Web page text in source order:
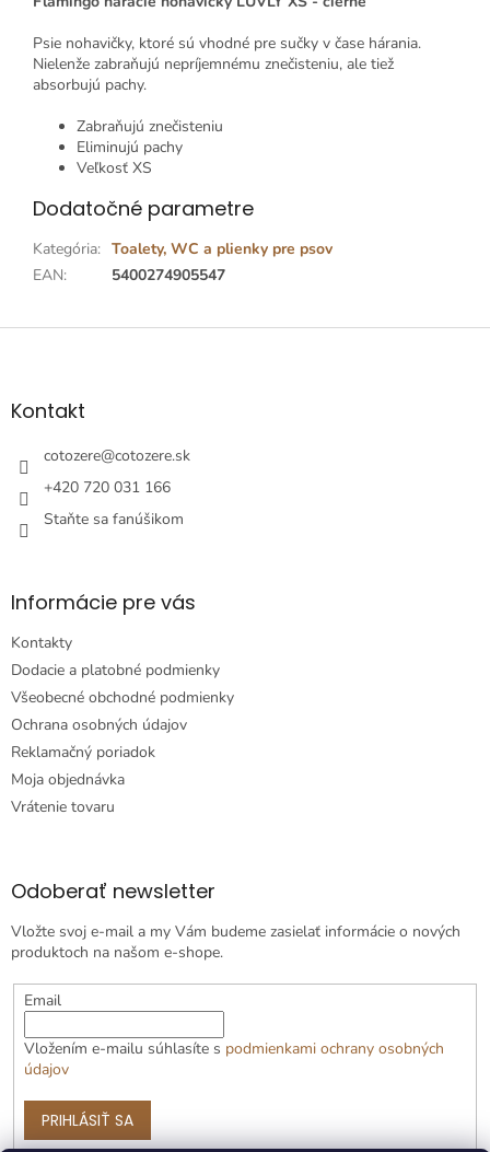
Psie nohavičky, ktoré sú vhodné pre sučky v čase hárania.
Nielenže zabraňujú nepríjemnému znečisteniu, ale tiež
absorbujú pachy.
Zabraňujú znečisteniu
Eliminujú pachy
Veľkosť XS
Dodatočné parametre
Kategória: Toalety, WC a plienky pre psov
EAN: 5400274905547
Z
äKontakt
cotozere@cotozere.sk
+420 720 031 166
Staňte sa fanúšikom
Informácie pre vás
Kontakty
Dodacie a platobné podmienky
Všeobecné obchodné podmienky
Ochrana osobných údajov
Reklamačný poriadok
Moja objednávka
Vrátenie tovaru
Odoberať newsletter
Vložte svoj e-mail a my Vám budeme zasielať informácie o nových
produktoch na našom e-shope.
Email
Vložením e-mailu súhlasíte s podmienkami ochrany osobných
údajov
PRIHLÁSIŤ SA